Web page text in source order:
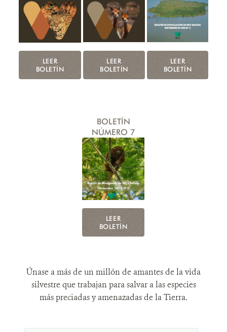
LEER
BOLETÍN
LEER
BOLETÍN
LEER
BOLETÍN
BOLETÍN
NÚMERO 7
LEER
BOLETÍN
Únase a más de un millón de amantes de la vida
silvestre que trabajan para salvar a las especies
más preciadas y amenazadas de la Tierra.